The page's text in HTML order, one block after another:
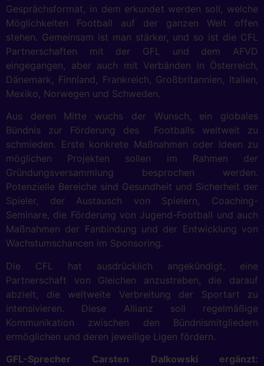
Gesprächsformat, in dem erkundet werden soll, welche
Möglichkeiten Football auf der ganzen Welt offen
stehen. Gemeinsam ist man stärker, und so ist die CFL
Partnerschaften mit der GFL und dem AFVD
eingegangen, aber auch mit Verbänden in Österreich,
Dänemark, Finnland, Frankreich, Großbritannien, Italien,
Mexiko, Norwegen und Schweden.
Aus deren Mitte wuchs der Wunsch, ein globales
Bündnis zur Förderung des Footballs weltweit zu
schmieden. Erste konkrete Maßnahmen oder Ideen zu
möglichen Projekten sollen im Rahmen der
Gründungsversammlung besprochen werden.
Potenzielle Bereiche sind Gesundheit und Sicherheit der
Spieler, der Austausch von Spielern, Coaching-
Seminare, die Förderung von Jugend-Football und auch
Maßnahmen der Fanbindung und der Entwicklung von
Wachstumschancen im Sponsoring.
Die CFL hat ausdrücklich angekündigt, eine
Partnerschaft von Gleichen anzustreben, die darauf
abzielt, die weltweite Verbreitung der Sportart zu
intensivieren. Diese Allianz soll regelmäßige
Kommunikation zwischen den Bündnismitgliedern
ermöglichen und deren jeweilige Ligen fördern.
GFL-Sprecher Carsten Dalkowski ergänzt: